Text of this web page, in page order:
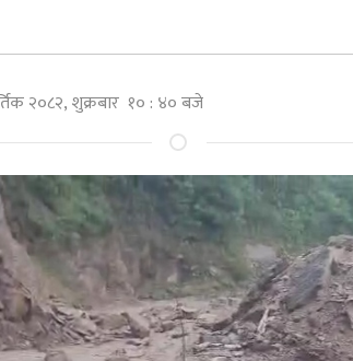
२०८२, शुक्रबार १० : ४० बजे